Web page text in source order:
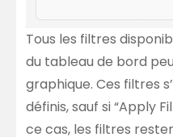
Tous les filtres
du tableau de bord
graphique. Ces filtres
définis, sauf si “Apply
ce cas, les filtres